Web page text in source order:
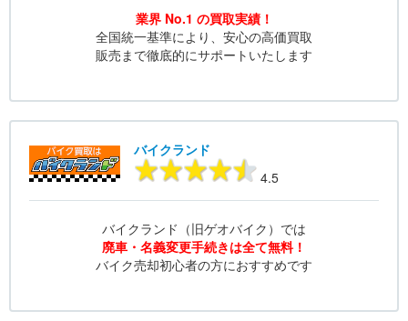
業界 No.1 の買取実績！
全国統一基準により、安心の高価買取
販売まで徹底的にサポートいたします
バイクランド
4.5
バイクランド（旧ゲオバイク）では
廃車・名義変更手続きは全て無料！
バイク売却初心者の方におすすめです